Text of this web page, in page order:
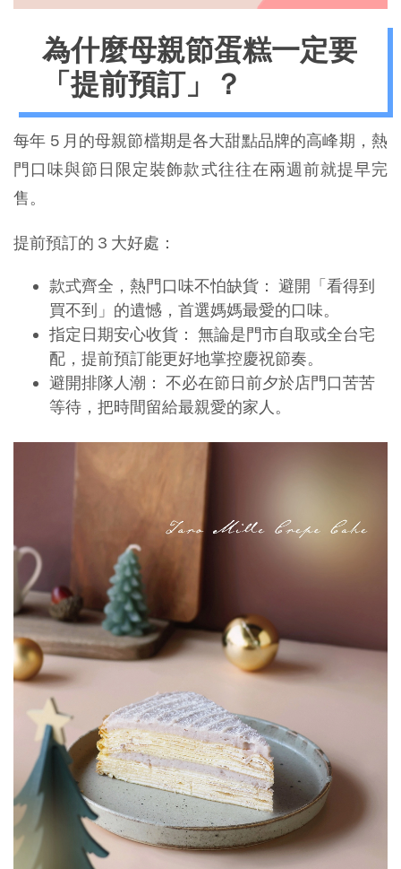
為什麼母親節蛋糕一定要
「提前預訂」？
每年 5 月的母親節檔期是各大甜點品牌的高峰期，熱
門口味與節日限定裝飾款式往往在兩週前就提早完
售。
提前預訂的 3 大好處：
款式齊全，熱門口味不怕缺貨： 避開「看得到
買不到」的遺憾，首選媽媽最愛的口味。
指定日期安心收貨： 無論是門市自取或全台宅
配，提前預訂能更好地掌控慶祝節奏。
避開排隊人潮： 不必在節日前夕於店門口苦苦
等待，把時間留給最親愛的家人。